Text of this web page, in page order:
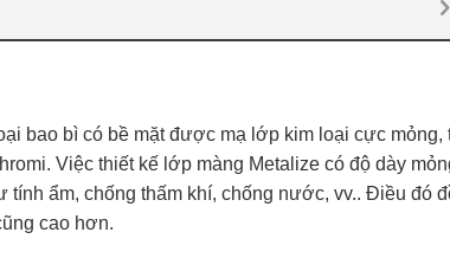
bao bì có bề mặt được mạ lớp kim loại cực
Việc thiết kế lớp màng Metalize có độ dày
tính ẩm, chống thấm khí, chống nước, vv.. Điều đó
cao hơn.